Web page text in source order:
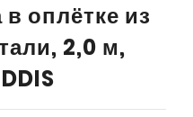
оплётке из
2,0 м,